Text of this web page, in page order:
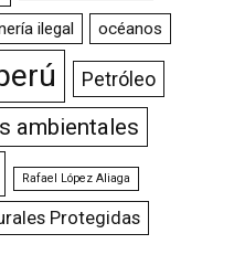
ilegal océanos
Petróleo
ambientales
Rafael López Aliaga
Protegidas